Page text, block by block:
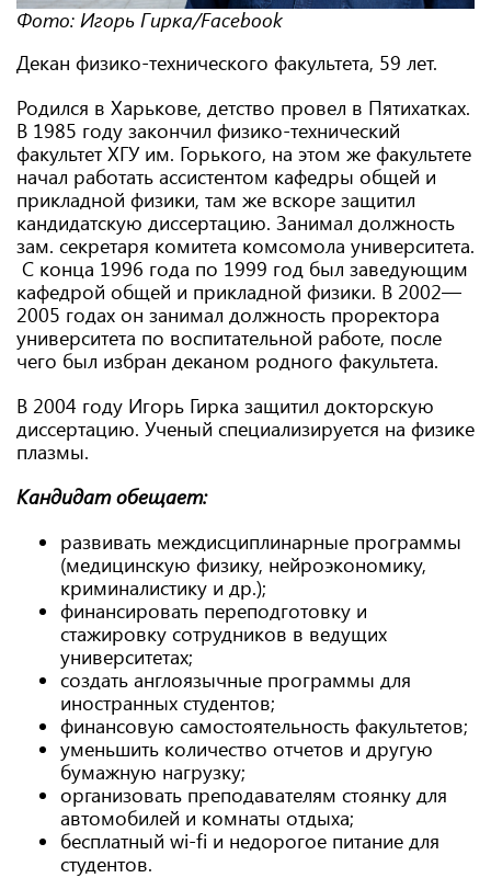
Фото: Игорь Гирка/Facebook
Декан физико-технического факультета, 59 лет.
Родился в Харькове, детство провел в Пятихатках.
В 1985 году закончил физико-технический
факультет ХГУ им. Горького, на этом же факультете
начал работать ассистентом кафедры общей и
прикладной физики, там же вскоре защитил
кандидатскую диссертацию. Занимал должность
зам. секретаря комитета комсомола университета.
С конца 1996 года по 1999 год был заведующим
кафедрой общей и прикладной физики. В 2002—
2005 годах он занимал должность проректора
университета по воспитательной работе, после
чего был избран деканом родного факультета.
В 2004 году Игорь Гирка защитил докторскую
диссертацию. Ученый специализируется на физике
плазмы.
Кандидат обещает:
развивать междисциплинарные программы
(медицинскую физику, нейроэкономику,
криминалистику и др.);
финансировать переподготовку и
стажировку сотрудников в ведущих
университетах;
создать англоязычные программы для
иностранных студентов;
финансовую самостоятельность факультетов;
уменьшить количество отчетов и другую
бумажную нагрузку;
организовать преподавателям стоянку для
автомобилей и комнаты отдыха;
бесплатный wi-fi и недорогое питание для
студентов.